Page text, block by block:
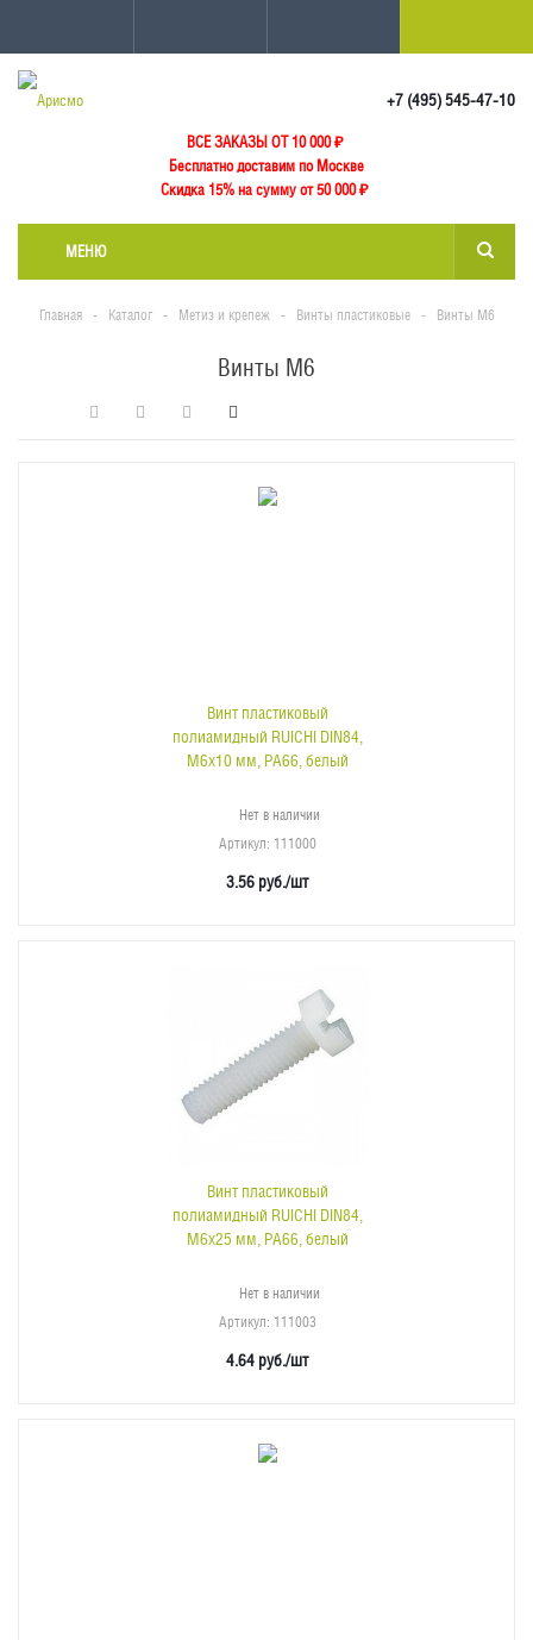
+7 (495) 545-47-10
ВСЕ ЗАКАЗЫ ОТ 10 000₽
Бесплатно доставим по Москве
Скидка 15% на сумму от 50 000 ₽
МЕНЮ
Главная - Каталог - Метиз и крепеж - Винты пластиковые - Винты М6
Винты М6
Винт пластиковый
полиамидный RUICHI DIN84,
М6x10 мм, PA66, белый
Нет в наличии
Артикул: 111000
3.56 руб./шт
Винт пластиковый
полиамидный RUICHI DIN84,
М6x25 мм, PA66, белый
Нет в наличии
Артикул: 111003
4.64 руб./шт